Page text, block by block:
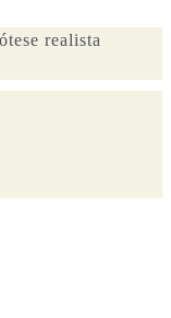
realista